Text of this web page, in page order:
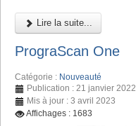
Lire la suite...
PrograScan One
Catégorie : Nouveauté
Publication : 21 janvier 2022
Mis à jour : 3 avril 2023
Affichages : 1683